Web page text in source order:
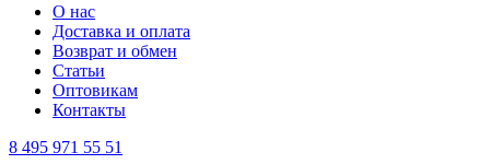
О нас
Доставка и оплата
Возврат и обмен
Статьи
Оптовикам
Контакты
8 495 971 55 51